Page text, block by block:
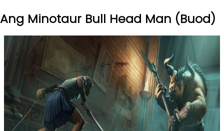
Ang Minotaur Bull Head Man (Buod)